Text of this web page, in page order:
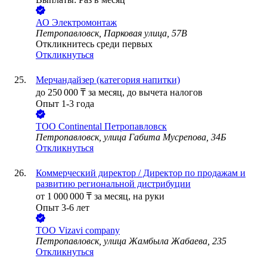
АО Электромонтаж
Петропавловск, Парковая улица, 57В
Откликнитесь среди первых
Откликнуться
Мерчандайзер (категория напитки)
до 250 000 ₸ за месяц, до вычета налогов
Опыт 1-3 года
ТОО Continental Петропавловск
Петропавловск, улица Габита Мусрепова, 34Б
Откликнуться
Коммерческий директор / Директор по продажам и
развитию региональной дистрибуции
от 1 000 000 ₸ за месяц, на руки
Опыт 3-6 лет
ТОО Vizavi company
Петропавловск, улица Жамбыла Жабаева, 235
Откликнуться